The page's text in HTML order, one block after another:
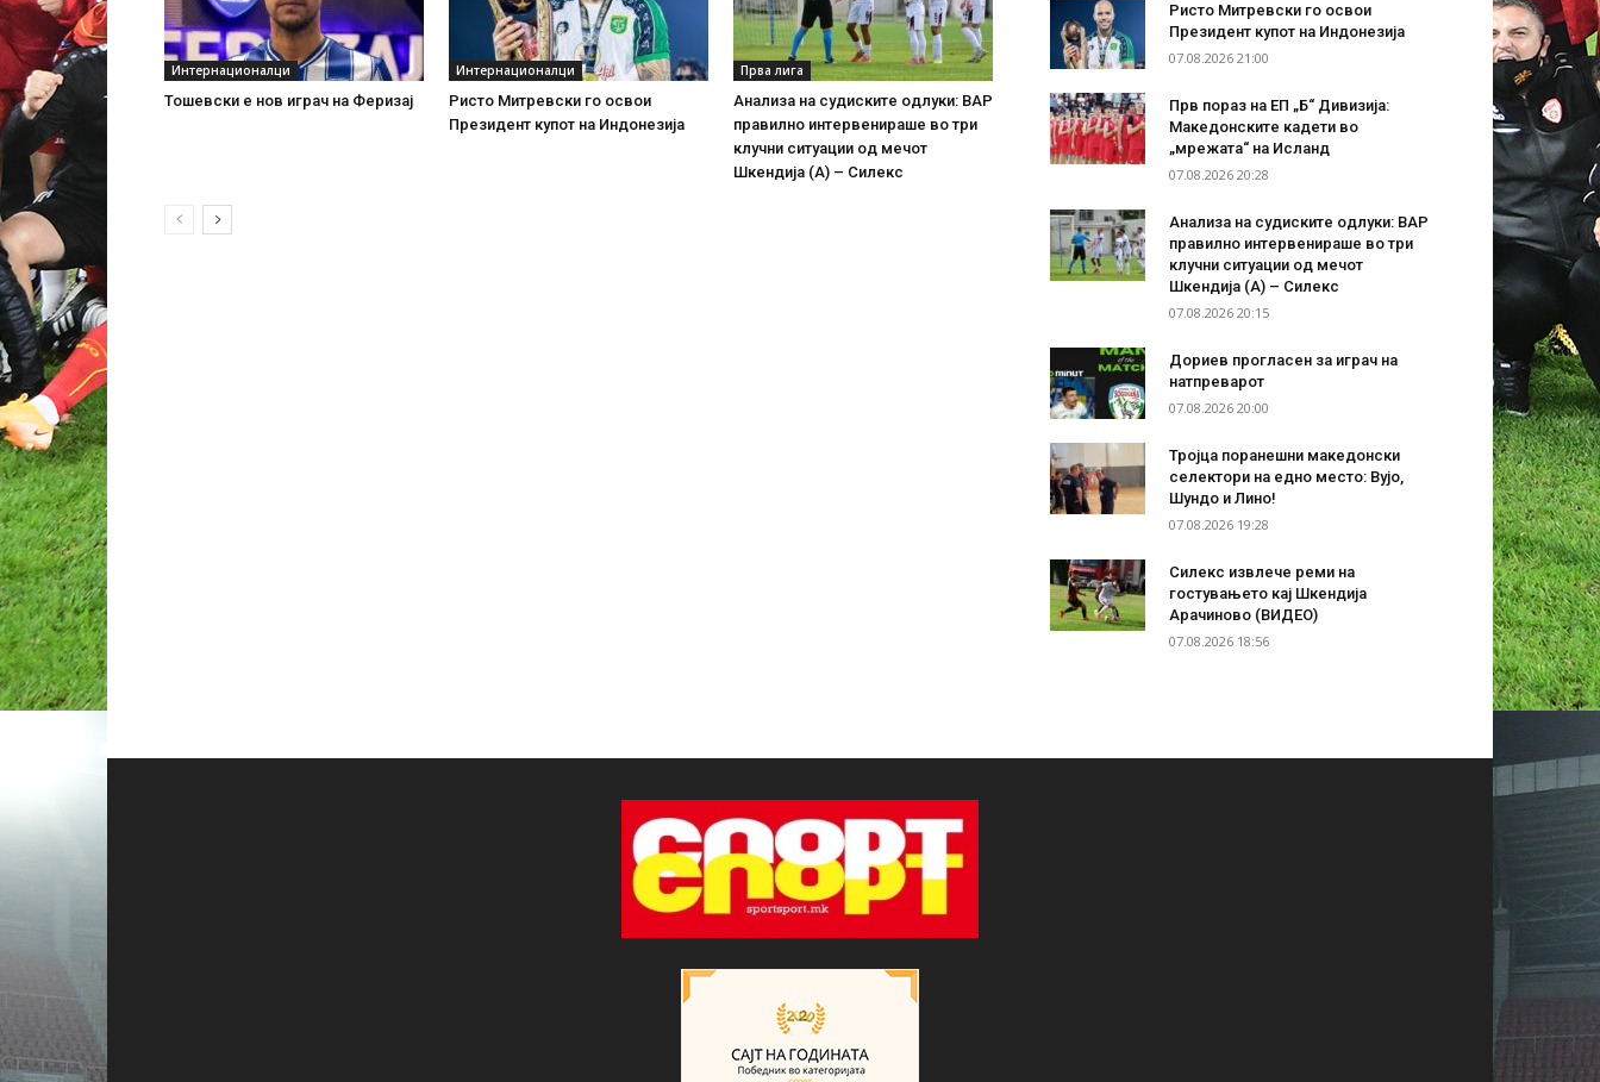
Интернационалци
Тошевски е нов играч на Феризај
Интернационалци
Ристо Митревски го освои
Президент купот на Индонезија
Прва лига
Анализа на судиските одлуки: ВАР
правилно интервенираше во три
клучни ситуации од мечот
Шкендија (А) – Силекс
Ристо Митревски го освои
Президент купот на Индонезија
07.08.2026 21:00
Прв пораз на ЕП „Б“ Дивизија:
Македонските кадети во
„мрежата“ на Исланд
07.08.2026 20:28
Анализа на судиските одлуки: ВАР
правилно интервенираше во три
клучни ситуации од мечот
Шкендија (А) – Силекс
07.08.2026 20:15
Дориев прогласен за играч на
натпреварот
07.08.2026 20:00
Тројца поранешни македонски
селектори на едно место: Вујо,
Шундо и Лино!
07.08.2026 19:28
Силекс извлече реми на
гостувањето кај Шкендија
Арачиново (ВИДЕО)
07.08.2026 18:56